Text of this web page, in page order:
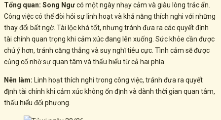
Tổng quan: Song Ngưcó một ngày nhạy cảm và giàu lòng trắc ẩn.
Công việc có thể đòi hỏi sự linh hoạt và khả năng thích nghi với những
thay đổi bất ngờ. Tài lộc khá tốt, nhưng tránh đưa ra các quyết định
tài chính quan trọng khi cảm xúc đang lên xuống. Sức khỏe cần được
chú ý hơn, tránh căng thẳng và suy nghĩ tiêu cực. Tình cảm sẽ được
củng cố nhờ sự quan tâm và thấu hiểu từ cả hai phía.
Nên làm: Linh hoạt thích nghi trong công việc, tránh đưa ra quyết
định tài chính khi cảm xúc không ổn định và dành thời gian quan tâm,
thấu hiểu đối phương.